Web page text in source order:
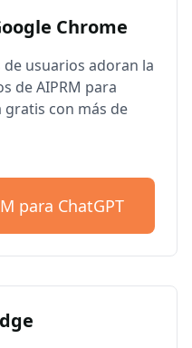
Chrome
usuarios adoran la
de AIPRM para
gratis con más de
para ChatGPT